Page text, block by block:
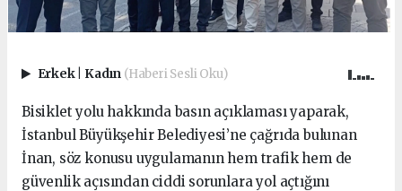
Erkek Kadın (Haberi Sesli Oku)
Bisiklet yolu hakkında basın açıklaması yaparak,
İstanbul Büyükşehir Belediyesi’ne çağrıda bulunan
İnan, söz konusu uygulamanın hem trafik hem de
güvenlik açısından ciddi sorunlara yol açtığını